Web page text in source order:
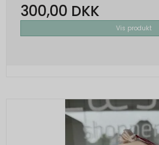
300,00 DKK
Vis produkt